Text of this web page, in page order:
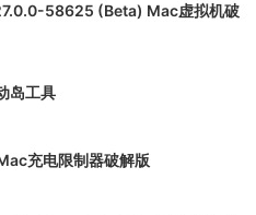
58625 (Beta) Mac虚拟机破
岛工具
充电限制器破解版